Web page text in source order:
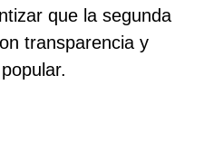
que la segunda
transparencia y